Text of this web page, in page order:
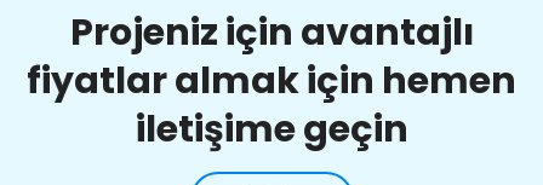
Projeniz için avantajlı
fiyatlar almak için hemen
iletişime geçin